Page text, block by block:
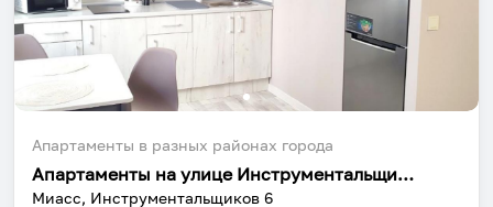
Апартаменты в разных районах города
Апартаменты на улице Инструментальщиков 6
Миасс, Инструментальщиков 6
Собери путешествие без сложностей
Сохраняй места, повторяй маршруты, находи
компанию и бронируй жильё в одном